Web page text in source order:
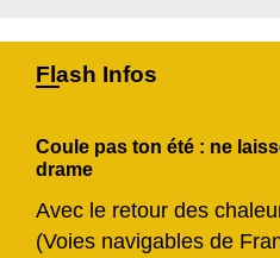
Flash Infos
Coule pas ton été : ne
drame
Avec le retour des
(Voies navigables de